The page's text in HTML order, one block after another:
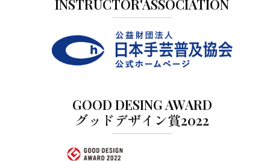
INSTRUCTOR'ASSOCIATION
GOOD DESING AWARD
グッドデザイン賞2022